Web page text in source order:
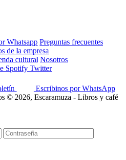
Whatsapp Preguntas frecuentes
de la empresa
cultural Nosotros
Spotify Twitter
Escribinos por WhatsApp
© 2026, Escaramuza - Libros y café